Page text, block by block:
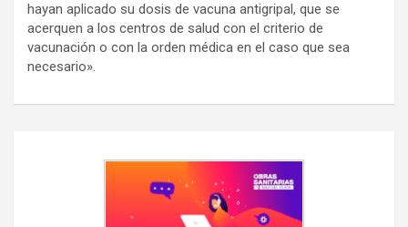
hayan aplicado su dosis de vacuna antigripal, que se
acerquen a los centros de salud con el criterio de
vacunación o con la orden médica en el caso que sea
necesario».